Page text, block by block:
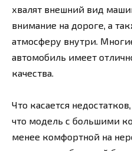
хвалят внешний вид
внимание на дороге, а
атмосферу внутри.
автомобиль имеет
качества.
Что касается
что модель с большими
менее комфортной на